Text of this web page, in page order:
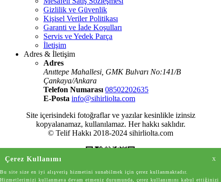
Gizlilik ve Güvenlik
Kişisel Veriler Politikası
Garanti ve İade Koşulları
Servis ve Yedek Parça
İletişim
Adres & İletişim
Adres
Anıttepe Mahallesi, GMK Bulvarı No:141/B
Çankaya/Ankara
Telefon Numarası 08502202635
E-Posta info@sihirliolta.com
Site içerisindeki fotoğraflar ve yazılar kesinlikle izinsiz
kopyalanamaz, kullanılamaz. Her hakkı saklıdır.
© Telif Hakkı 2018-2024 sihirliolta.com
Çerez Kullanımı X
Bu site size en iyi alışveriş hizmetini sunabilmek için çerez kullanmaktadır.
Hizmetlerimizi kullanmaya devam etmeniz durumunda, çerez kullanımını kabul ettiğinizi